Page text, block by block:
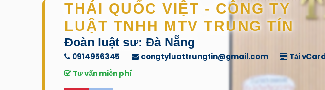
THÁI QUỐC VIỆT - CÔNG TY
LUẬT TNHH MTV TRUNG TÍN
Đoàn luật sư: Đà Nẵng
0914956345 congtyluattrungtin@gmail.com
Tải vCard
Tư vấn miễn phí